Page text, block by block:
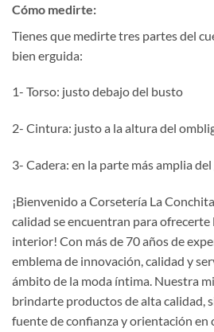
Cómo medirte:
Tienes que medirte tres partes del
bien erguida:
1- Torso: justo debajo del busto
2- Cintura: justo a la altura del
3- Cadera: en la parte más amplia
¡Bienvenido a Corsetería La
calidad se encuentran para ofrecerte
interior! Con más de 70 años de
emblema de innovación, calidad y
ámbito de la moda íntima. Nuestra
brindarte productos de alta calidad,
fuente de confianza y orientación en